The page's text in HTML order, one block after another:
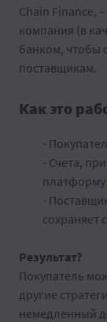
Chain Finance,
компания (в
банком, чтобы
поставщикам.
Как это
-
- Счета,
платформу
-
сохраняет
Результат?
Покупатель
другие
немедленный